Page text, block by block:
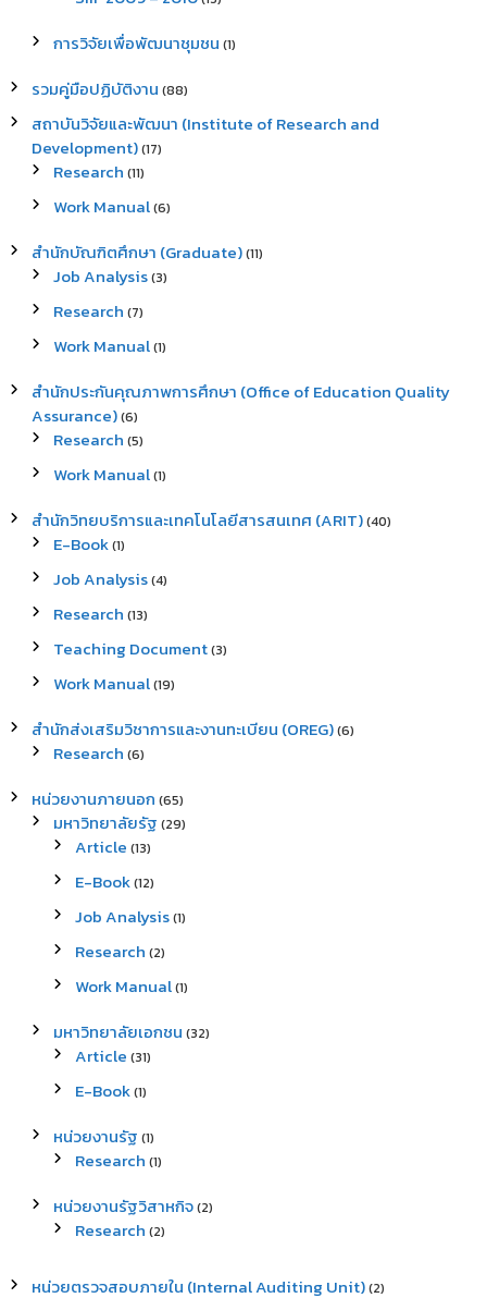
การวิจัยเพื่อพัฒนาชุมชน (1)
รวมคู่มือปฏิบัติงาน (88)
สถาบันวิจัยและพัฒนา (Institute of Research and
Development)(17)
Research (11)
Work Manual(6)
สำนักบัณฑิตศึกษา (Graduate)(11)
Job Analysis(3)
Research (7)
Work Manual(1)
สำนักประกันคุณภาพการศึกษา (Office of Education Quality
Assurance)(6)
Research (5)
Work Manual(1)
สำนักวิทยบริการและเทคโนโลยีสารสนเทศ (ARIT)(40)
E-Book(1)
Job Analysis(4)
Research (13)
Teaching Document(3)
Work Manual(19)
สำนักส่งเสริมวิชาการและงานทะเบียน (OREG)(6)
Research (6)
หน่วยงานภายนอก (65)
มหาวิทยาลัยรัฐ (29)
Article (13)
E-Book(12)
Job Analysis(1)
Research (2)
Work Manual(1)
มหาวิทยาลัยเอกชน (32)
Article (31)
E-Book(1)
หน่วยงานรัฐ (1)
Research (1)
หน่วยงานรัฐวิสาหกิจ(2)
Research (2)
หน่วยตรวจสอบภายใน (Internal Auditing Unit)(2)